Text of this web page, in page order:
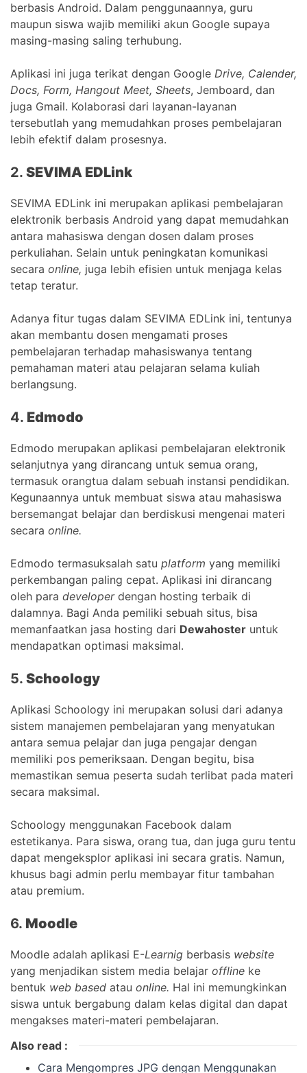
berbasis Android. Dalam penggunaannya, guru
maupun siswa wajib memiliki akun Google supaya
masing-masing saling terhubung.
Aplikasi ini juga terikat dengan Google Drive, Calender,
Docs, Form, Hangout Meet, Sheets, Jemboard, dan
juga Gmail. Kolaborasi dari layanan-layanan
tersebutlah yang memudahkan proses pembelajaran
lebih efektif dalam prosesnya.
2. SEVIMA EDLink
SEVIMA EDLink ini merupakan aplikasi pembelajaran
elektronik berbasis Android yang dapat memudahkan
antara mahasiswa dengan dosen dalam proses
perkuliahan. Selain untuk peningkatan komunikasi
secara online, juga lebih efisien untuk menjaga kelas
tetap teratur.
Adanya fitur tugas dalam SEVIMA EDLink ini, tentunya
akan membantu dosen mengamati proses
pembelajaran terhadap mahasiswanya tentang
pemahaman materi atau pelajaran selama kuliah
berlangsung.
4. Edmodo
Edmodo merupakan aplikasi pembelajaran elektronik
selanjutnya yang dirancang untuk semua orang,
termasuk orangtua dalam sebuah instansi pendidikan.
Kegunaannya untuk membuat siswa atau mahasiswa
bersemangat belajar dan berdiskusi mengenai materi
secara online.
Edmodo termasuksalah satu platform yang memiliki
perkembangan paling cepat. Aplikasi ini dirancang
oleh para developer dengan hosting terbaik di
dalamnya. Bagi Anda pemiliki sebuah situs, bisa
memanfaatkan jasa hosting dari Dewahoster untuk
mendapatkan optimasi maksimal.
5. Schoology
Aplikasi Schoology ini merupakan solusi dari adanya
sistem manajemen pembelajaran yang menyatukan
antara semua pelajar dan juga pengajar dengan
memiliki pos pemeriksaan. Dengan begitu, bisa
memastikan semua peserta sudah terlibat pada materi
secara maksimal.
Schoology menggunakan Facebook dalam
estetikanya. Para siswa, orang tua, dan juga guru tentu
dapat mengeksplor aplikasi ini secara gratis. Namun,
khusus bagi admin perlu membayar fitur tambahan
atau premium.
6. Moodle
Moodle adalah aplikasi E-Learnig berbasis website
yang menjadikan sistem media belajar offline ke
bentuk web based atau online. Hal ini memungkinkan
siswa untuk bergabung dalam kelas digital dan dapat
mengakses materi-materi pembelajaran.
Also read :
Cara Mengompres JPG dengan Menggunakan